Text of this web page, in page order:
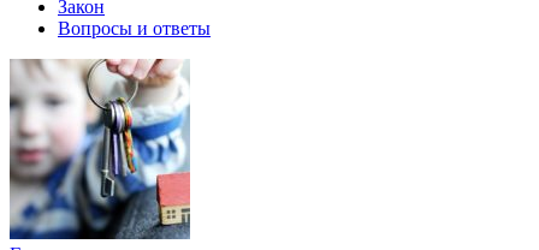
Закон
Вопросы и ответы